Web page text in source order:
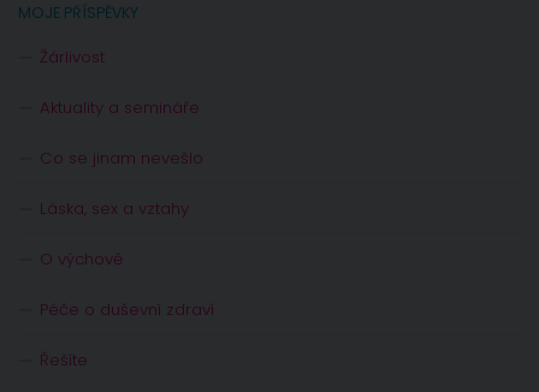
MOJE PŘÍSPĚVKY
Žárlivost
Aktuality a semináře
Co se jinam nevešlo
Láska, sex a vztahy
O výchově
Péče o duševní zdraví
Řešíte